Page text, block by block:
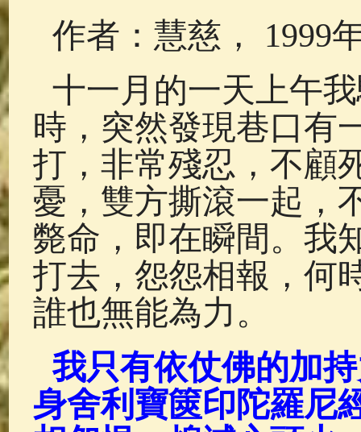
作者：慧慈， 1999
十一月的一天上午
時，突然發現巷口有
打，非常殘忍，不顧
憂，雙方撕滾一起，
斃命，即在瞬間。我
打去，怨怨相報，何
誰也無能為力。
我只有依仗佛的加
身舍利寶篋印陀羅尼